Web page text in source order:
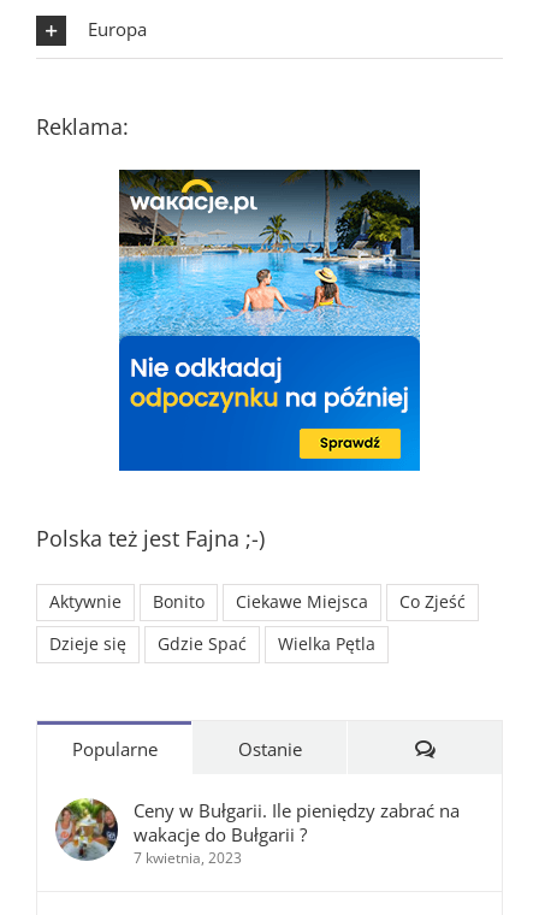
Europa
Reklama:
Polska też jest Fajna ;-)
Aktywnie Bonito Ciekawe Miejsca
Co Zjeść
Dzieje się
Gdzie Spać Wielka Pętla
Popularne Ostanie Komentarze
Ceny w Bułgarii. Ile pieniędzy zabrać na
wakacje do Bułgarii ?
7 kwietnia, 2023